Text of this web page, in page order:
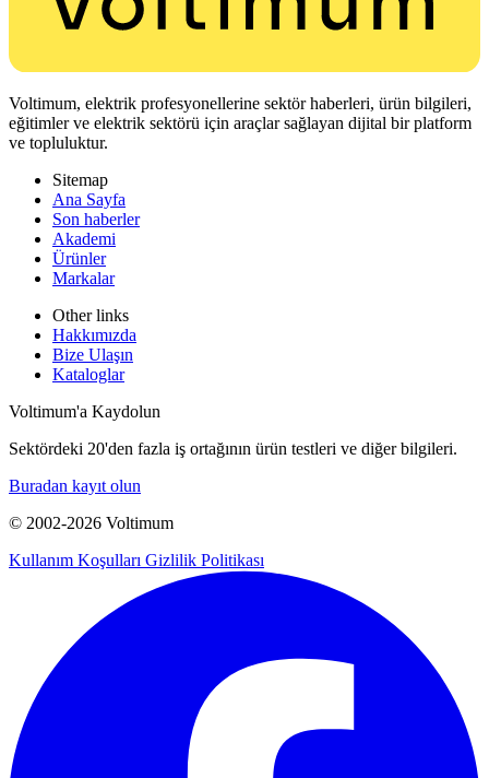
Voltimum, elektrik profesyonellerine sektör haberleri, ürün bilgileri,
eğitimler ve elektrik sektörü için araçlar sağlayan dijital bir platform
ve topluluktur.
Sitemap
Ana Sayfa
Son haberler
Akademi
Ürünler
Markalar
Other links
Hakkımızda
Bize Ulaşın
Kataloglar
Voltimum'a Kaydolun
Sektördeki 20'den fazla iş ortağının ürün testleri ve diğer bilgileri.
Buradan kayıt olun
© 2002-2026 Voltimum
Kullanım Koşulları Gizlilik Politikası